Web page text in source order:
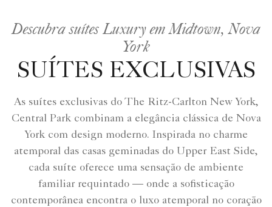
Descubra suítes Luxury em Midtown, Nova
York
SUÍTES EXCLUSIVAS
As suítes exclusivas do The Ritz-Carlton New York,
Central Park combinam a elegância clássica de Nova
York com design moderno. Inspirada no charme
atemporal das casas geminadas do Upper East Side,
cada suíte oferece uma sensação de ambiente
familiar requintado — onde a sofisticação
contemporânea encontra o luxo atemporal no coração